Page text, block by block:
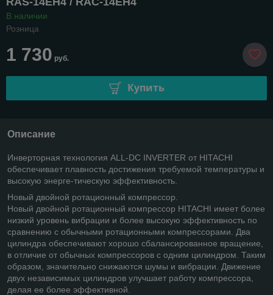
В наличии
Розница
1 730 руб.
Купить
Описание
Инверторная технология ALL-DC INVERTER от HITACHI
обеспечивает плавность достижения требуемой температуры и
высокую энерге-тическую эффективность.
Новый двойной ротационный компрессор.
Новый двойной ротационный компрессор HITACHI имеет более
низкий уровень вибрации и более высокую эффективность по
сравнению с обычными ротационными компрессорами. Два
цилиндра обеспечивают хорошо сбалансированное вращение,
в отличие от обычных компрессоров с одним цилиндром. Таким
образом, значительно снижаются шумы и вибрации. Движение
двух независимых цилиндров улучшает работу компрессора,
делая ее более эффективной.